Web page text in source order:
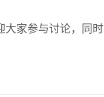
大家参与讨论，同时